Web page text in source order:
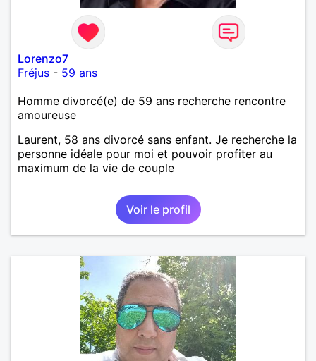
Lorenzo7
Fréjus - 59 ans
Homme divorcé(e) de 59 ans recherche rencontre
amoureuse
Laurent, 58 ans divorcé sans enfant. Je recherche la
personne idéale pour moi et pouvoir profiter au
maximum de la vie de couple
Voir le profil